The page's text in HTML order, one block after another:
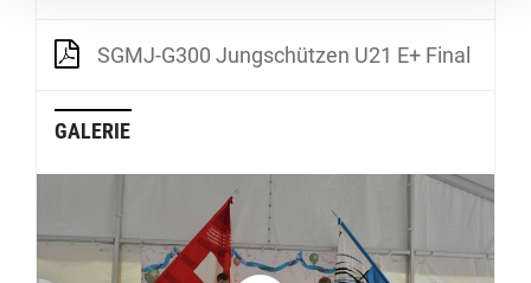
SGMJ-G300 Jungschützen U21 E+ Final
GALERIE